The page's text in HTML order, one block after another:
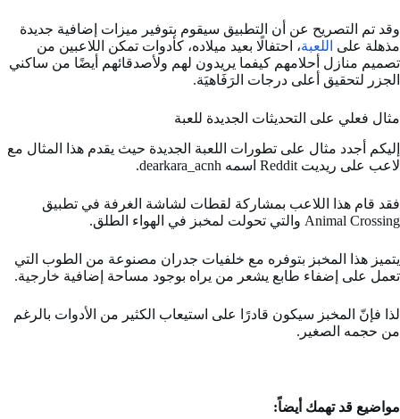
وقد تم التصريح عن أن التطبيق سيقوم بتوفير ميزات إضافية جديدة
مذهلة على اللعبة، احتفالًا بعيد ميلاده، كأدوات تمكن اللاعبين من
تصميم منازل أحلامهم كيفما يريدون لهم ولأصدقائهم أيضًا من ساكني
الجزر لتحقيق أعلى درجات الرَفَاهيَة.
مثال فعلي على التحديثات الجديدة للعبة
إليكم أجدد مثال على تطورات اللعبة الجديدة حيث يقدم هذا المثال مع
لاعب على ريديت Reddit اسمه dearkara_acnh.
فقد قام هذا اللاعب بمشاركة لقطات لشاشة الغرفة في تطبيق
Animal Crossing والتي تحولت لمخبز في الهواء الطلق.
يتميز هذا المخبز بتوفره مع خلفيات جدران مصنوعة من الطوب التي
تعمل على إضفاء طابع يشعر من يراه بوجود مساحة إضافية خارجية.
لذا فإنّ المخبز سيكون قادرًا على استيعاب الكثير من الأدوات بالرغم
من حجمه الصغير.
مواضيع قد تهمك أيضاً: